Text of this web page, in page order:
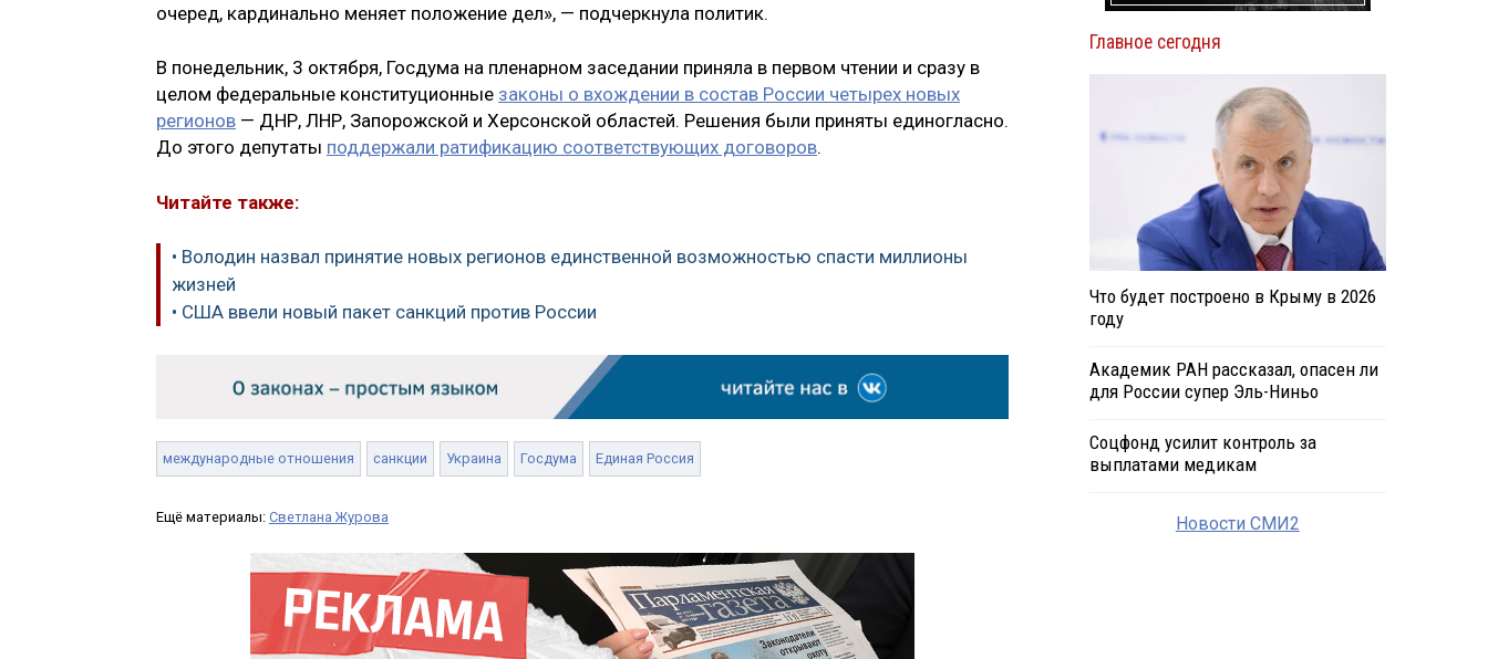
очеред, кардинально меняет положение дел», — подчеркнула политик.
В понедельник, 3 октября, Госдума на пленарном заседании приняла в первом чтении и сразу в
целом федеральные конституционные законы о вхождении в состав России четырех новых
регионов — ДНР, ЛНР, Запорожской и Херсонской областей. Решения были приняты единогласно.
До этого депутаты поддержали ратификацию соответствующих договоров.
Читайте также:
• Володин назвал принятие новых регионов единственной возможностью спасти миллионы
жизней
• США ввели новый пакет санкций против России
международные отношения санкции Украина Госдума Единая Россия
Ещё материалы: Светлана Журова
Главное сегодня
Что будет построено в Крыму в 2026
году
Академик РАН рассказал, опасен ли
для России супер Эль-Ниньо
Соцфонд усилит контроль за
выплатами медикам
Новости СМИ2